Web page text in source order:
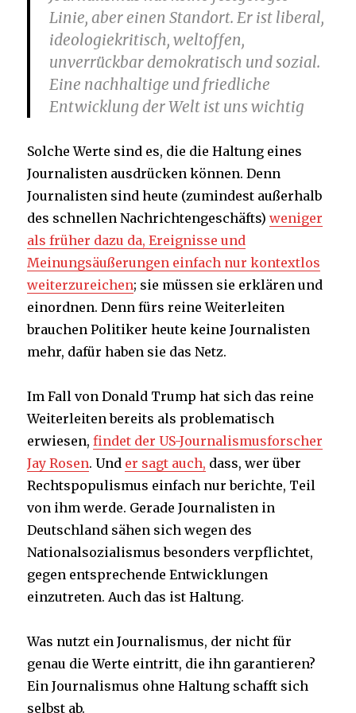
Linie, aber einen Standort. Er ist liberal,
ideologiekritisch, weltoffen,
unverrückbar demokratisch und sozial.
Eine nachhaltige und friedliche
Entwicklung der Welt ist uns wichtig
Solche Werte sind es, die die Haltung eines
Journalisten ausdrücken können. Denn
Journalisten sind heute (zumindest außerhalb
des schnellen Nachrichtengeschäfts)weniger
als früher dazu da, Ereignisse und
Meinungsäußerungen einfach nur kontextlos
weiterzureichen; sie müssen sie erklären und
einordnen. Denn fürs reine Weiterleiten
brauchen Politiker heute keine Journalisten
mehr, dafür haben sie das Netz.
Im Fall von Donald Trump hat sich das reine
Weiterleiten bereits als problematisch
erwiesen,findet der US-Journalismusforscher
Jay Rosen. Und er sagt auch, dass, wer über
Rechtspopulismus einfach nur berichte, Teil
von ihm werde. Gerade Journalisten in
Deutschland sähen sich wegen des
Nationalsozialismus besonders verpflichtet,
gegen entsprechende Entwicklungen
einzutreten. Auch das ist Haltung.
Was nutzt ein Journalismus, der nicht für
genau die Werte eintritt, die ihn garantieren?
Ein Journalismus ohne Haltung schafft sich
selbst ab.